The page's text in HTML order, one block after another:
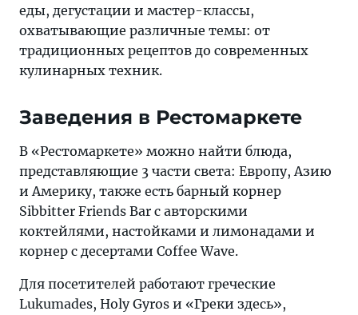
еды, дегустации и мастер-классы,
охватывающие различные темы: от
традиционных рецептов до современных
кулинарных техник.
Заведения в Рестомаркете
В «Рестомаркете» можно найти блюда,
представляющие 3 части света: Европу, Азию
и Америку, также есть барный корнер
Sibbitter Friends Bar с авторскими
коктейлями, настойками и лимонадами и
корнер с десертами Coffee Wave.
Для посетителей работают греческие
Lukumades, Holy Gyros и «Греки здесь»,